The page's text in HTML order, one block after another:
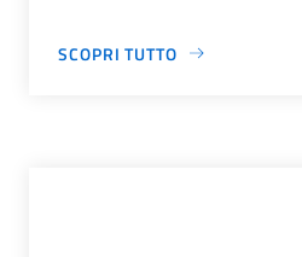
SCOPRI TUTTO